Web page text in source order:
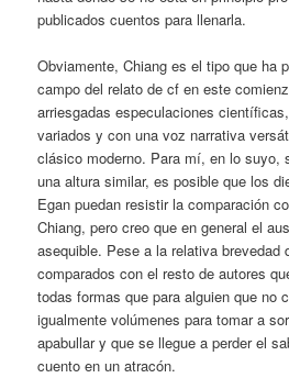
publicados cuentos para llenarla.
Obviamente, Chiang es el tipo que ha
campo del relato de cf en este
arriesgadas especulaciones
variados y con una voz narrativa
clásico moderno. Para mí, en lo suyo,
una altura similar, es posible que los
Egan puedan resistir la comparación
Chiang, pero creo que en general el
asequible. Pese a la relativa brevedad
comparados con el resto de autores
todas formas que para alguien que no
igualmente volúmenes para tomar a
apabullar y que se llegue a perder el
cuento en un atracón.